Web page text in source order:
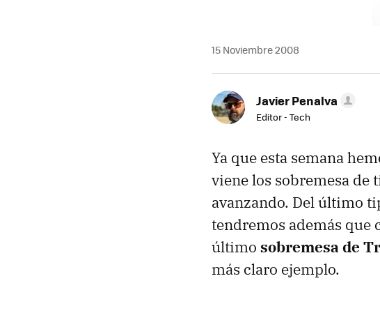
15 Noviembre 2008
Javier Penalva
Editor - Tech
Ya que esta semana
viene los sobremesa de
avanzando. Del último
tendremos además
último sobremesa de
más claro ejemplo.